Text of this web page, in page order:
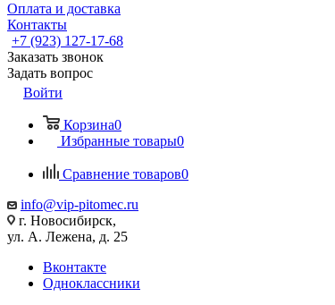
Оплата и доставка
Контакты
+7 (923) 127-17-68
Заказать звонок
Задать вопрос
Войти
Корзина0
Избранные товары0
Сравнение товаров0
info@vip-pitomec.ru
г. Новосибирск,
ул. А. Лежена, д. 25
Вконтакте
Одноклассники